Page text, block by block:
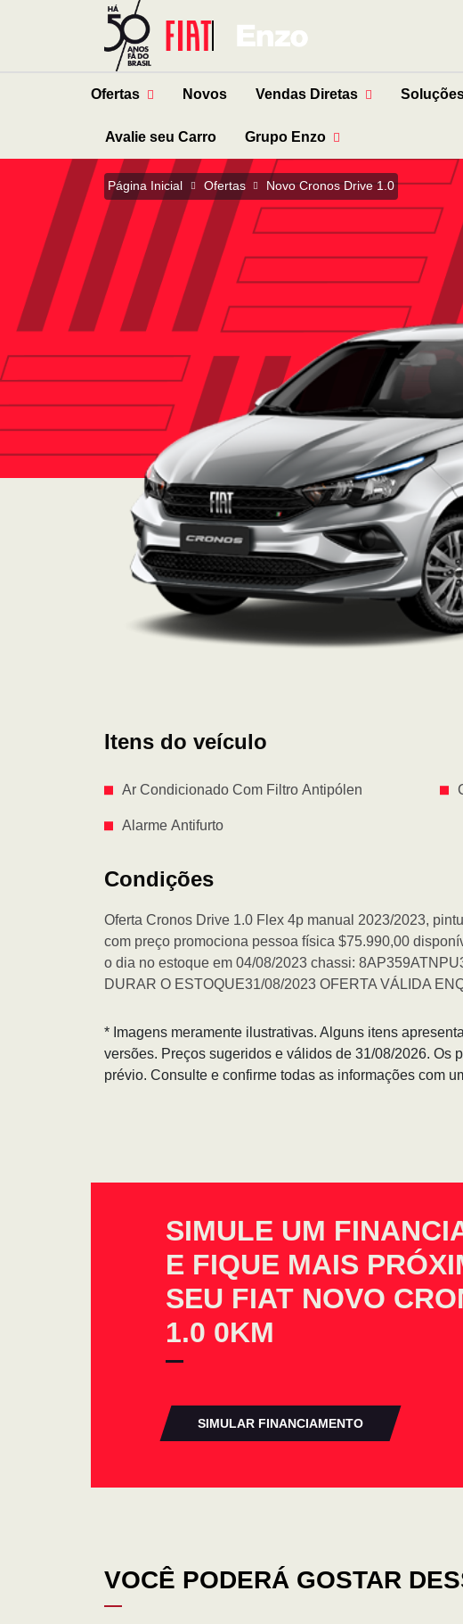
Ofertas Novos Vendas Diretas
Avalie seu Carro Grupo Enzo
Página Inicial Ofertas Novo Cronos Drive 1.0
Itens do veículo
Ar Condicionado Com Filtro Antipólen
Alarme Antifurto
Condições
Oferta Cronos Drive 1.0 Flex 4p manual 2023/2023,
com preço promociona pessoa física $75.990,00
o dia no estoque em 04/08/2023 chassi:
DURAR O ESTOQUE31/08/2023 OFERTA VÁLIDA
* Imagens meramente ilustrativas. Alguns itens
versões. Preços sugeridos e válidos de 31/08/2026. Os
prévio. Consulte e confirme todas as informações com
SIMULE UM
E FIQUE MAIS
SEU FIAT NOVO
1.0 0KM
SIMULAR FINANCIAMENTO
VOCÊ PODERÁ GOSTAR